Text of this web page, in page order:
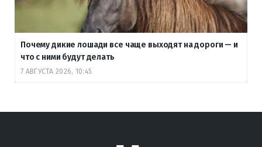
Почему дикие лошади все чаще выходят на дороги — и
что с ними будут делать
7 АВГУСТА 2026, 10:45